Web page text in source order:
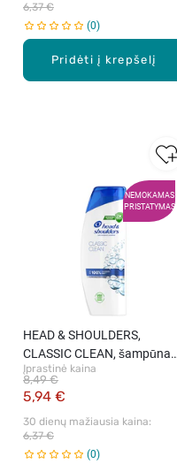
Pridėti į krepšelį
6,37 €
0
NEMOKAMAS
PRISTATYMAS
HEAD & SHOULDERS,
CLASSIC CLEAN, šampūnas
nuo pleiskanų, 400 ml
Įprastinė kaina
5,94 €
8,49 €
30 dienų mažiausia kaina:
6,37 €
0